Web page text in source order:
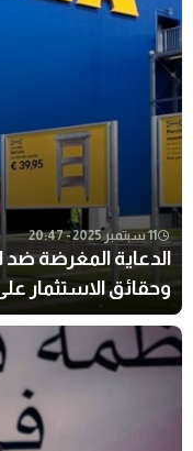
11 سبتمبر 2025 - 20:47
الدعاية المغرضة ضد
وحقائق الاستثمار